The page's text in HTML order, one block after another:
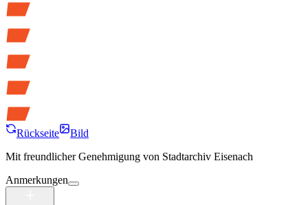
Rückseite
Bild
Mit freundlicher Genehmigung von Stadtarchiv Eisenach
Anmerkungen